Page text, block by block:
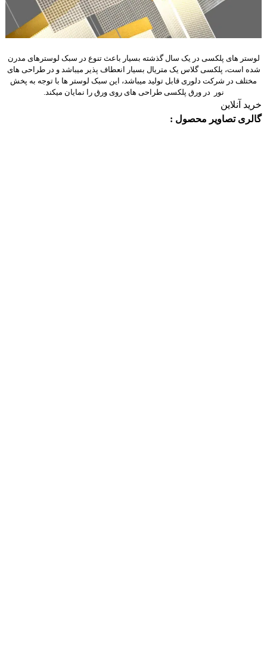
لوستر های پلکسی در یک سال گذشته بسیار باعث تنوع در سبک لوسترهای مدرن
شده است، پلکسی گلاس یک متریال بسیار انعطاف پذیر میباشد و در طراحی های
مختلف در شرکت دلوری قابل تولید میباشد، این سبک لوستر ها با توجه به پخش
نور در ورق پلکسی طراحی های روی ورق را نمایان میکند.
خرید آنلاین
گالری تصاویر محصول :